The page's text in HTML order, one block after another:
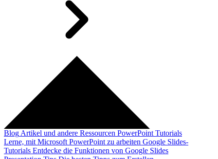
Blog Artikel und andere Ressourcen PowerPoint Tutorials
Lerne, mit Microsoft PowerPoint zu arbeiten Google Slides-
Tutorials Entdecke die Funktionen von Google Slides